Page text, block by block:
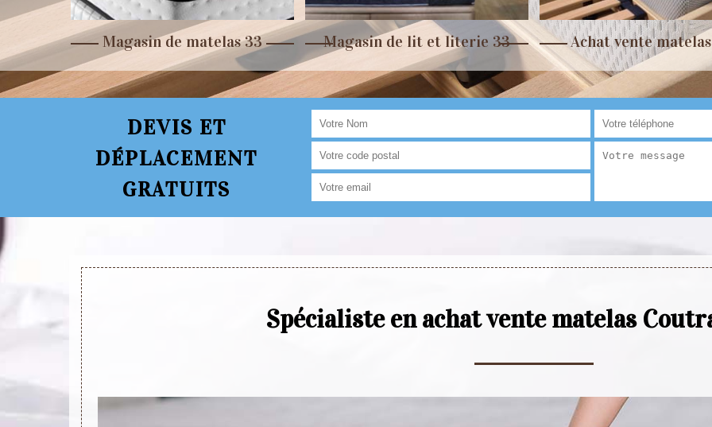
Magasin de matelas 33 Magasin de lit et literie 33 Achat vente
DEVIS ET
DÉPLACEMENT
GRATUITS
Spécialiste en achat vente matelas